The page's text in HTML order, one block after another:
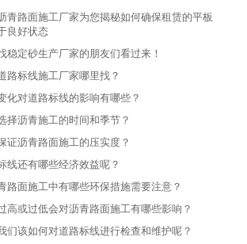
青路面施工厂家为您揭秘如何确保租赁的平板
良好状态
稳定砂生产厂家的朋友们看过来！
路标线施工厂家哪里找？
化对道路标线的影响有哪些？
择沥青施工的时间和季节？
证沥青路面施工的压实度？
线还有哪些经济效益呢？
路面施工中有哪些环保措施需要注意？
高或过低会对沥青路面施工有哪些影响？
们该如何对道路标线进行检查和维护呢？